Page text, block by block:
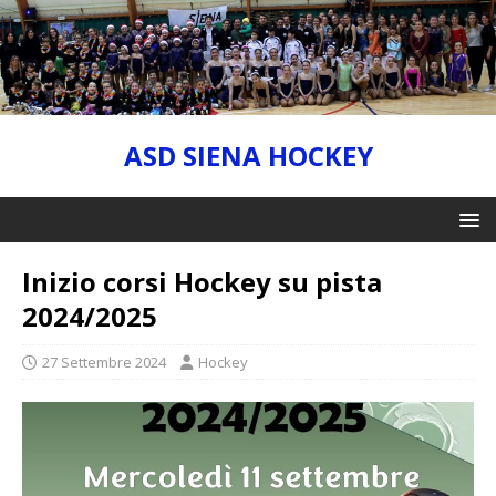
ASD SIENA HOCKEY
Inizio corsi Hockey su pista
2024/2025
27 Settembre 2024 Hockey